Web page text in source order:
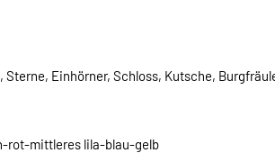
Sterne, Einhörner, Schloss, Kutsche,
rot-mittleres lila-blau-gelb